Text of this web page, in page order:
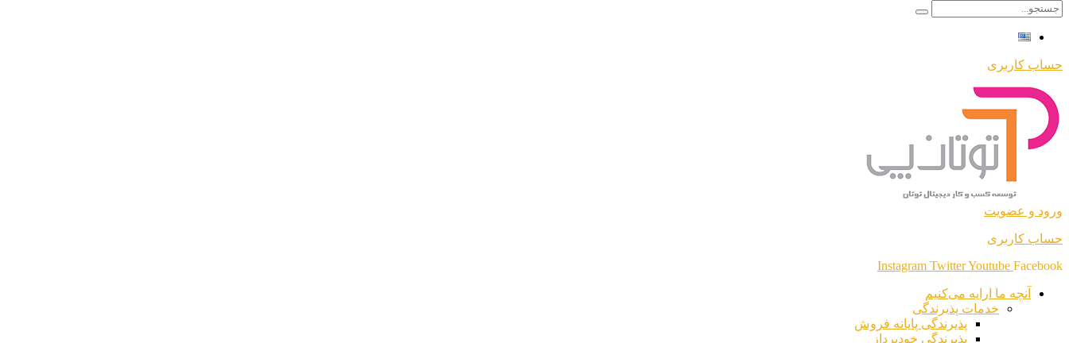
حساب کاربری
ورود و عضویت
حساب کاربری
Instagram TwitterYoutube Facebook
آنچه ما ارایه می‌کنیم
خدمات پذیرندگی
پذیرندگی پایانه فروش
پذیرندگی خودپرداز